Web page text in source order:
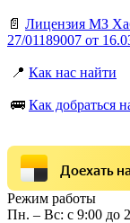
📄 Лицензия МЗ
27/01189007 от
📍 Как нас найти
🚌 Как добраться
Доехать
Режим работы
Пн. – Вс: с 9:00 до